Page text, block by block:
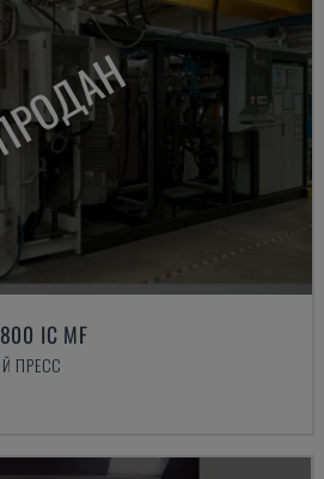
IC MF
ПРЕСС